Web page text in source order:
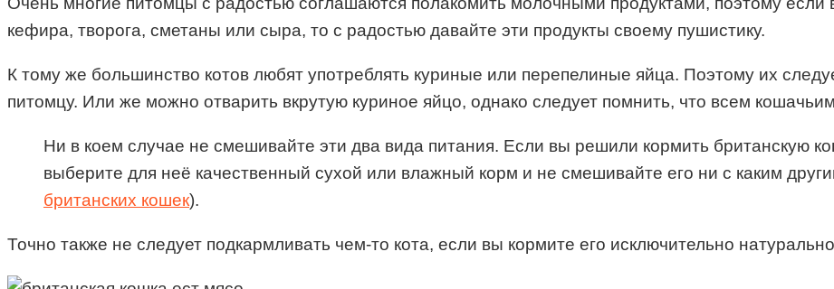
кефира, творога, сметаны или сыра, то с радостью давайте эти продукты своему пушистику.
К тому же большинство котов любят употреблять куриные или перепелиные яйца. Поэтому их
питомцу. Или же можно отварить вкрутую куриное яйцо, однако следует помнить, что всем
Ни в коем случае не смешивайте эти два вида питания. Если вы решили кормить британскую
выберите для неё качественный сухой или влажный корм и не смешивайте его ни с каким
британских кошек).
Точно также не следует подкармливать чем-то кота, если вы кормите его исключительно